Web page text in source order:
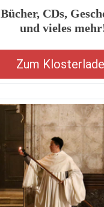
Bücher, CDs,
und vieles
Zum